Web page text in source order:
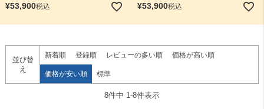
¥53,900税込 ¥53,900税込
並び替
え
新着順 登録順 レビューの多い順 価格が高い順
価格が安い順 標準
8件中 1-8件表示